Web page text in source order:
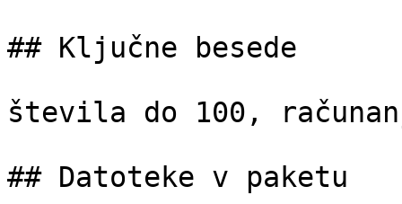
## Ključne besede
števila do 100,
## Datoteke v paketu